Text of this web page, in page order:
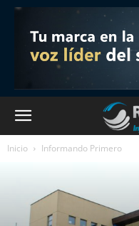
Inicio Informando Primero